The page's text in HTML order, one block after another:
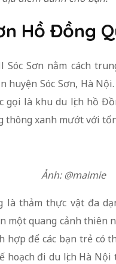
Hồ Đồng
Sóc Sơn nằm cách
huyện Sóc Sơn, Hà
gọi là khu du lịch hồ
thông xanh mướt với
Ảnh: @maimie
là thảm thực vật đa
một quang cảnh thiên
hợp để các bạn trẻ có
hoạch đi du lịch Hà